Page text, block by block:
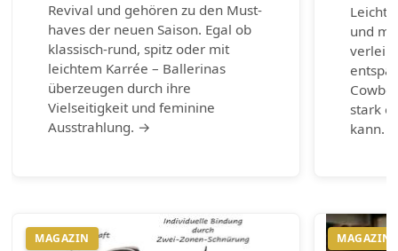
Revival und gehören zu den Must-
haves der neuen Saison. Egal ob
klassisch-rund, spitz oder mit
leichtem Karrée – Ballerinas
überzeugen durch ihre
Vielseitigkeit und feminine
Ausstrahlung. →
und
stark
kann.
MAGAZIN MAGAZIN